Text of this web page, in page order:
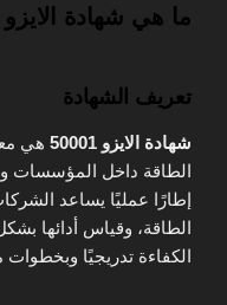
ما هي شهادة الايزو 50001؟
تعريف الشهادة
شهادة الايزو 50001
هي
الطاقة داخل المؤسسات
إطارًا عمليًا يساعد
الطاقة، وقياس أدائها
الكفاءة تدريجيًا